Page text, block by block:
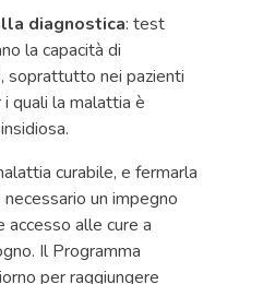
diagnostica: test
la capacità di
soprattutto nei pazienti
quali la malattia è
curabile, e fermarla
un impegno
alle cure a
Il Programma
per raggiungere